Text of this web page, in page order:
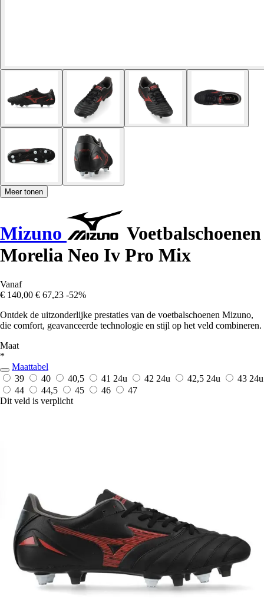
Meer tonen
Mizuno
Voetbalschoenen
Morelia Neo Iv Pro Mix
Vanaf
€ 140,00 € 67,23 -52%
Ontdek de uitzonderlijke prestaties van de voetbalschoenen Mizuno,
die comfort, geavanceerde technologie en stijl op het veld combineren.
Maat
*
Maattabel
39
40 40,5 41 24u 42 24u 42,5 24u 43 24u
44
44,5 45 46
47
Dit veld is verplicht